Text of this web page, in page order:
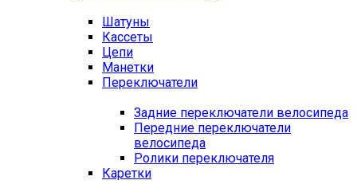
Шатуны
Кассеты
Цепи
Манетки
Переключатели
Задние переключатели велосипеда
Передние переключатели
велосипеда
Ролики переключателя
Каретки